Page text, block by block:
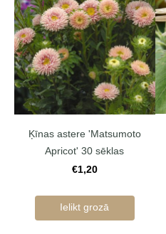
Ķīnas astere 'Matsumoto
Apricot' 30 sēklas
€1,20
Ielikt grozā